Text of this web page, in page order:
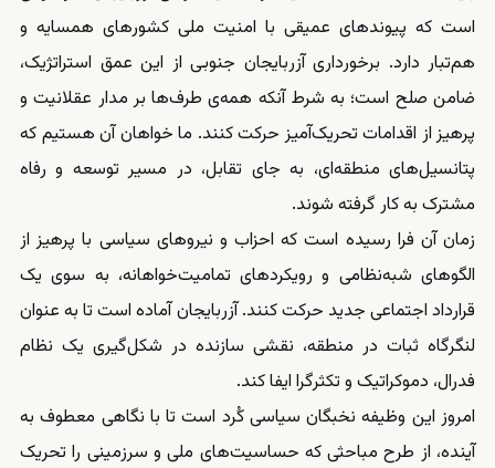
است که پیوندهای عمیقی با امنیت ملی کشورهای همسایه و
هم‌تبار دارد. برخورداری آزربایجان جنوبی از این عمق استراتژیک،
ضامن صلح است؛ به شرط آنکه همه‌ی طرف‌ها بر مدار عقلانیت و
پرهیز از اقدامات تحریک‌آمیز حرکت کنند. ما خواهان آن هستیم که
پتانسیل‌های منطقه‌ای، به جای تقابل، در مسیر توسعه و رفاه
مشترک به کار گرفته شوند.
زمان آن فرا رسیده است که احزاب و نیروهای سیاسی با پرهیز از
الگوهای شبه‌نظامی و رویکردهای تمامیت‌خواهانه، به سوی یک
قرارداد اجتماعی جدید حرکت کنند. آزربایجان آماده است تا به عنوان
لنگرگاه ثبات در منطقه، نقشی سازنده در شکل‌گیری یک نظام
فدرال، دموکراتیک و تکثرگرا ایفا کند.
امروز این وظیفه نخبگان سیاسی کُرد است تا با نگاهی معطوف به
آینده، از طرح مباحثی که حساسیت‌های ملی و سرزمینی را تحریک